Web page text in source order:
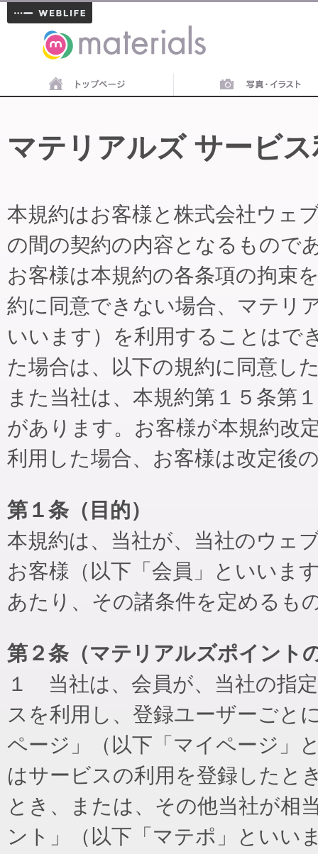
materials
マテリアルズ サービ
本規約はお客様と株式会社ウェ
の間の契約の内容となるもので
お客様は本規約の各条項の拘束
約に同意できない場合、マテリ
いいます）を利用することはで
た場合は、以下の規約に同意し
また当社は、本規約第１５条第
があります。お客様が本規約改
利用した場合、お客様は改定後
第１条（目的）
本規約は、当社が、当社のウェ
お客様（以下「会員」といいま
あたり、その諸条件を定めるも
第２条（マテリアルズポイント
１ 当社は、会員が、当社の指
スを利用し、登録ユーザーごと
ページ」（以下「マイページ」
はサービスの利用を登録したと
とき、または、その他当社が相
ント」（以下「マテポ」といい